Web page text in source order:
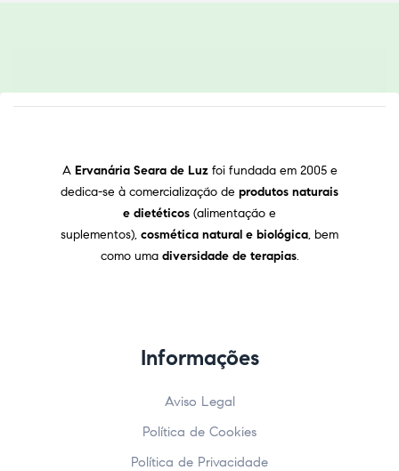
A Ervanária Seara de Luz foi fundada em 2005 e
dedica-se à comercialização de produtos naturais
e dietéticos (alimentação e
suplementos), cosmética natural e biológica, bem
como uma diversidade de terapias.
Informações
Aviso Legal
Política de Cookies
Política de Privacidade